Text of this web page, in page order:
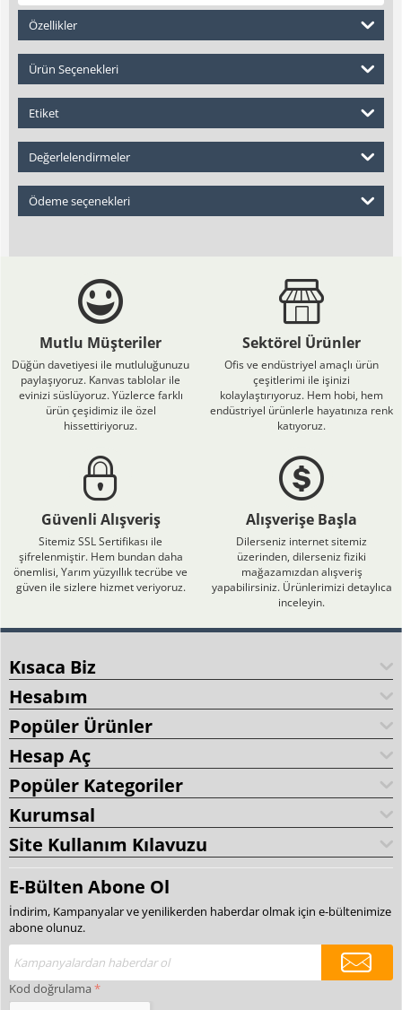
Özellikler
Ürün Seçenekleri
Etiket
Değerlelendirmeler
Ödeme seçenekleri
Mutlu Müşteriler
Düğün davetiyesi ile mutluluğunuzu
paylaşıyoruz. Kanvas tablolar ile
evinizi süslüyoruz. Yüzlerce farklı
ürün çeşidimiz ile özel
hissettiriyoruz.
Sektörel Ürünler
Ofis ve endüstriyel amaçlı ürün
çeşitlerimi ile işinizi
kolaylaştırıyoruz. Hem hobi, hem
endüstriyel ürünlerle hayatınıza renk
katıyoruz.
Güvenli Alışveriş
Sitemiz SSL Sertifikası ile
şifrelenmiştir. Hem bundan daha
önemlisi, Yarım yüzyıllık tecrübe ve
güven ile sizlere hizmet veriyoruz.
Alışverişe Başla
Dilerseniz internet sitemiz
üzerinden, dilerseniz fiziki
mağazamızdan alışveriş
yapabilirsiniz. Ürünlerimizi detaylıca
inceleyin.
Kısaca Biz
Hesabım
Popüler Ürünler
Hesap Aç
Popüler Kategoriler
Kurumsal
Site Kullanım Kılavuzu
E-Bülten Abone Ol
İndirim, Kampanyalar ve yenilikerden haberdar olmak için e-bültenimize
abone olunuz.
Kod doğrulama